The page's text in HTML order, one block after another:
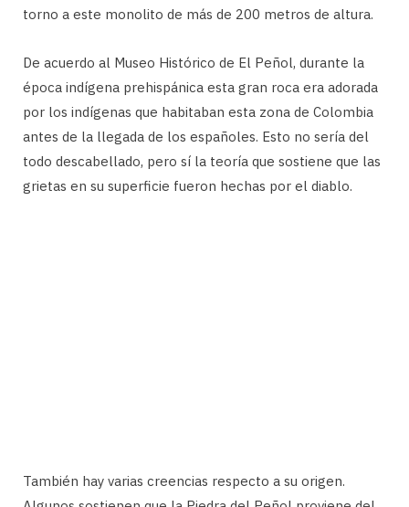
torno a este monolito de más de 200 metros de altura.
De acuerdo al Museo Histórico de El Peñol, durante la
época indígena prehispánica esta gran roca era adorada
por los indígenas que habitaban esta zona de Colombia
antes de la llegada de los españoles. Esto no sería del
todo descabellado, pero sí la teoría que sostiene que las
grietas en su superficie fueron hechas por el diablo.
También hay varias creencias respecto a su origen.